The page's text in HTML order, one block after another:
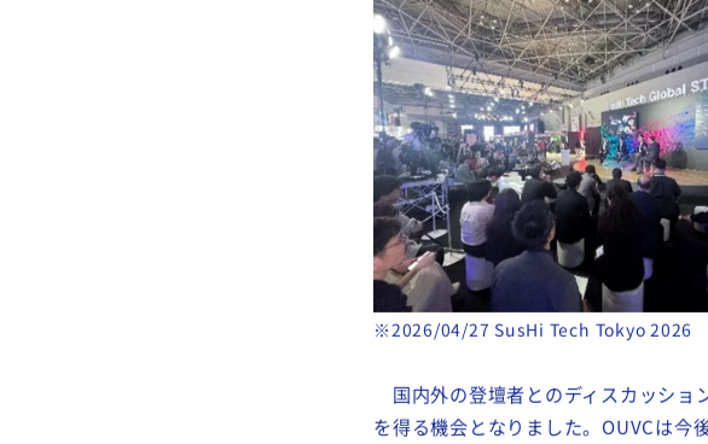
※2026/04/27 SusHi Tech Tokyo 2026
国内外の登壇者とのディスカッショ
を得る機会となりました。OUVCは今